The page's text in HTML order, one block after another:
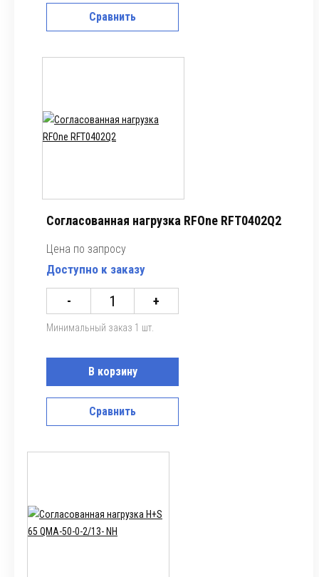
Сравнить
Согласованная нагрузка RFOne RFT0402Q2
Цена по запросу
Доступно к заказу
- +
Минимальный заказ 1 шт.
В корзину
Сравнить